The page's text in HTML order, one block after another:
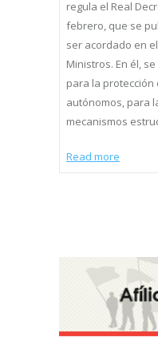
regula el Real
febrero, que se
ser acordado en
Ministros. En él,
para la
autónomos, para
mecanismos
Read more